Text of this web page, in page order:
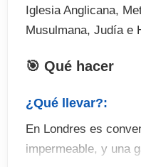
Iglesia Anglicana,
Musulmana, Judía e
🎯 Qué hacer
¿Qué llevar?:
En Londres es
impermeable, y una